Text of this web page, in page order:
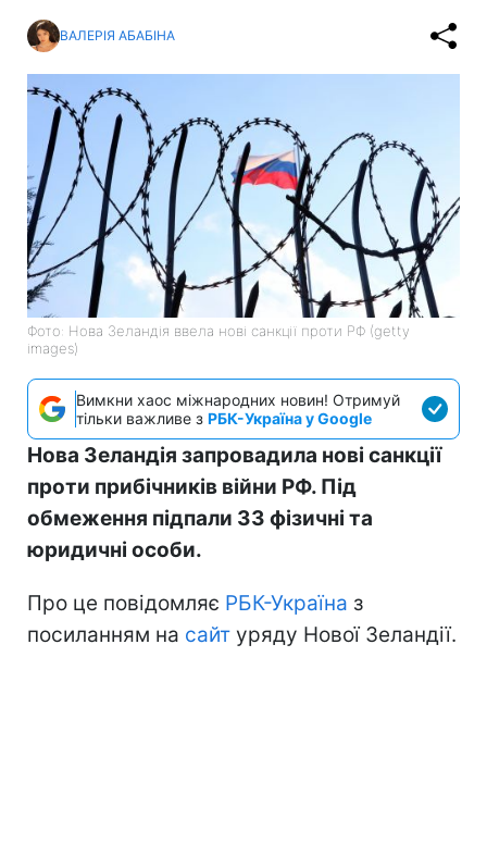
ВАЛЕРІЯ АБАБІНА
Фото: Нова Зеландія ввела нові санкції проти РФ (getty
images)
Вимкни хаос міжнародних новин! Отримуй
тільки важливе з РБК-Україна у Google
Нова Зеландія запровадила нові санкції
проти прибічників війни РФ. Під
обмеження підпали 33 фізичні та
юридичні особи.
Про це повідомляє РБК-Україна з
посиланням на сайт уряду Нової Зеландії.